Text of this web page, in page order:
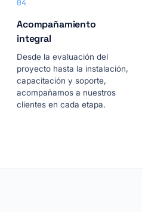
04
Acompañamiento
integral
Desde la evaluación del
proyecto hasta la instalación,
capacitación y soporte,
acompañamos a nuestros
clientes en cada etapa.